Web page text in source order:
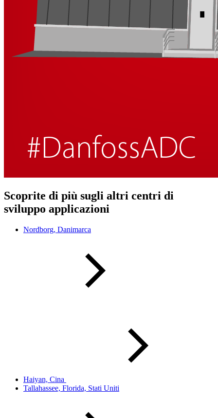
Scoprite di più sugli altri centri di
sviluppo applicazioni
Nordborg, Danimarca
Haiyan, Cina
Tallahassee, Florida, Stati Uniti